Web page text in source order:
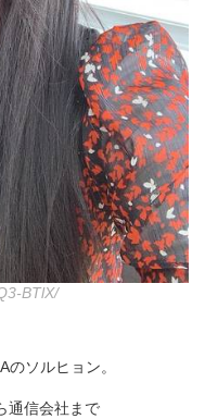
BTlX/
ソルヒョン。
通信会社まで